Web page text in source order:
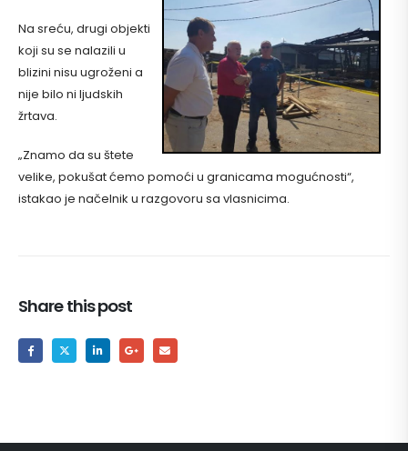
Na sreću, drugi objekti
koji su se nalazili u
blizini nisu ugroženi a
nije bilo ni ljudskih
žrtava.
„Znamo da su štete
velike, pokušat ćemo pomoći u granicama mogućnosti“,
istakao je načelnik u razgovoru sa vlasnicima.
Share this post